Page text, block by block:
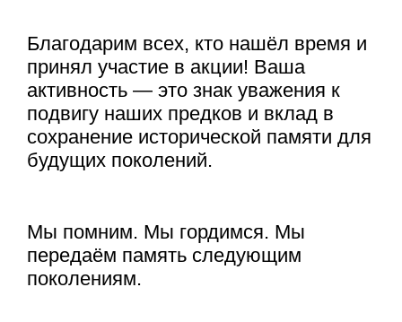
Благодарим всех, кто нашёл время и
принял участие в акции! Ваша
активность — это знак уважения к
подвигу наших предков и вклад в
сохранение исторической памяти для
будущих поколений.
Мы помним. Мы гордимся. Мы
передаём память следующим
поколениям.